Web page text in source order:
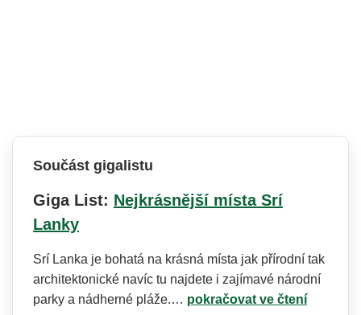
Součást gigalistu
Giga List: Nejkrásnější místa Srí
Lanky
Srí Lanka je bohatá na krásná místa jak přírodní tak
architektonické navíc tu najdete i zajímavé národní
parky a nádherné pláže.… pokračovat ve čtení